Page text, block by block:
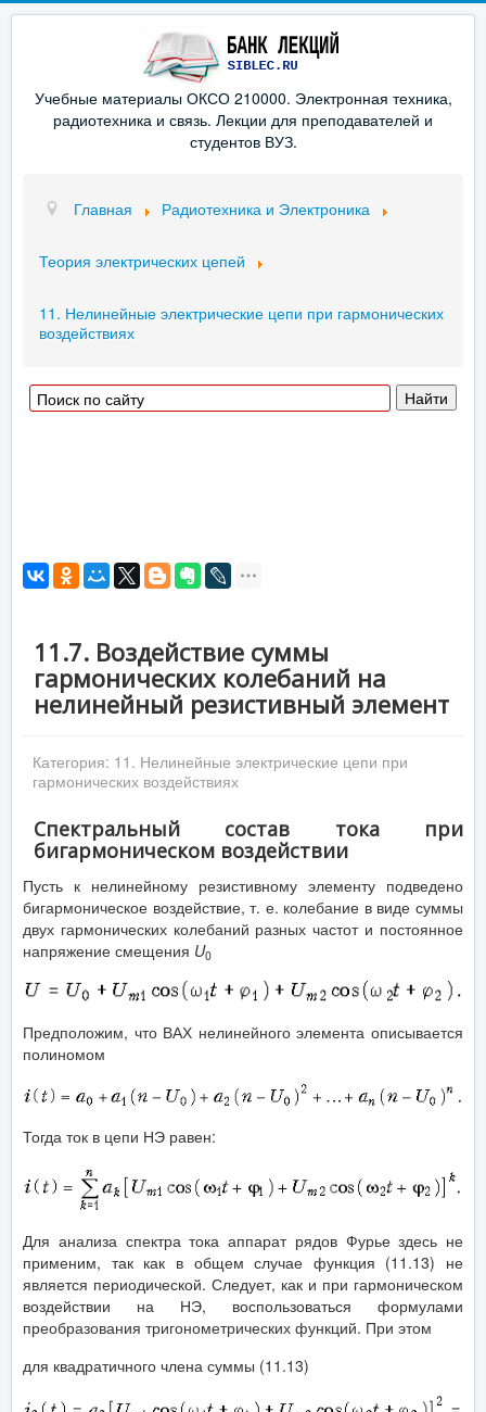
Учебные материалы ОКСО 210000. Электронная техника,
радиотехника и связь. Лекции для преподавателей и
студентов ВУЗ.
Главная Радиотехника и Электроника
Теория электрических цепей
11. Нелинейные электрические цепи при гармонических
воздействиях
11.7. Воздействие суммы
гармонических колебаний на
нелинейный резистивный элемент
Категория: 11. Нелинейные электрические цепи при
гармонических воздействиях
Спектральный состав тока при
бигармоническом воздействии
Пусть к нелинейному резистивному элементу подведено
бигармоническое воздействие, т. е. колебание в виде суммы
двух гармонических колебаний разных частот и постоянное
напряжение смещения U0
Предположим, что ВАХ нелинейного элемента описывается
полиномом
Тогда ток в цепи НЭ равен:
Для анализа спектра тока аппарат рядов Фурье здесь не
применим, так как в общем случае функция (11.13) не
является периодической. Следует, как и при гармоническом
воздействии на НЭ, воспользоваться формулами
преобразования тригонометрических функций. При этом
для квадратичного члена суммы (11.13)